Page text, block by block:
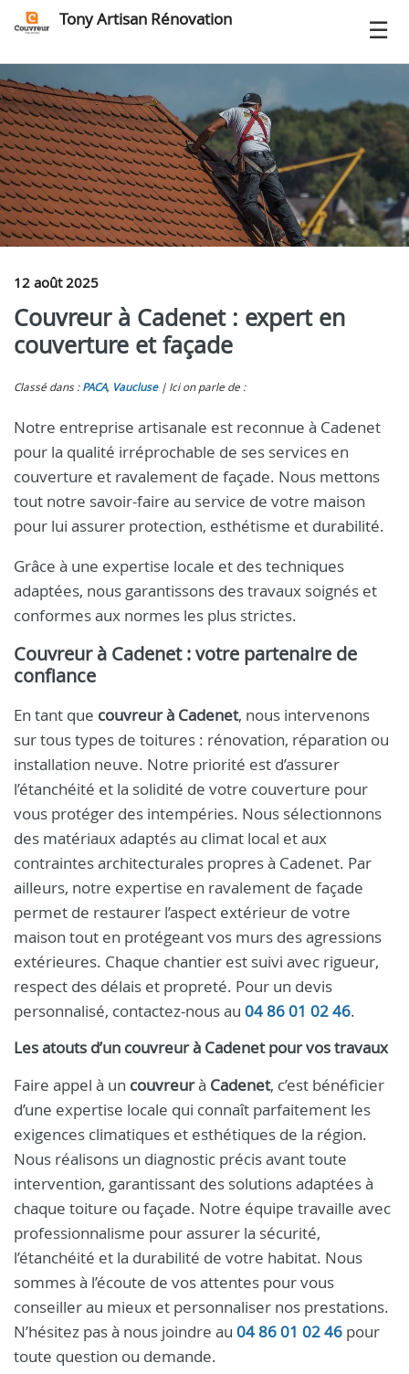
Tony Artisan Rénovation
12 août 2025
Couvreur à Cadenet : expert en
couverture et façade
Classé dans : PACA, Vaucluse Ici on parle de :
Notre entreprise artisanale est reconnue à Cadenet
pour la qualité irréprochable de ses services en
couverture et ravalement de façade. Nous mettons
tout notre savoir-faire au service de votre maison
pour lui assurer protection, esthétisme et durabilité.
Grâce à une expertise locale et des techniques
adaptées, nous garantissons des travaux soignés et
conformes aux normes les plus strictes.
Couvreur à Cadenet: votre partenaire de
confiance
En tant que couvreur à Cadenet, nous intervenons
sur tous types de toitures : rénovation, réparation ou
installation neuve. Notre priorité est d’assurer
l’étanchéité et la solidité de votre couverture pour
vous protéger des intempéries. Nous sélectionnons
des matériaux adaptés au climat local et aux
contraintes architecturales propres à Cadenet. Par
ailleurs, notre expertise en ravalement de façade
permet de restaurer l’aspect extérieur de votre
maison tout en protégeant vos murs des agressions
extérieures. Chaque chantier est suivi avec rigueur,
respect des délais et propreté. Pour un devis
personnalisé, contactez-nous au 04 86 01 02 46.
Les atouts d’un couvreurà Cadenetpour vos travaux
Faire appel à un couvreurà Cadenet, c’est bénéficier
d’une expertise locale qui connaît parfaitement les
exigences climatiques et esthétiques de la région.
Nous réalisons un diagnostic précis avant toute
intervention, garantissant des solutions adaptées à
chaque toiture ou façade. Notre équipe travaille avec
professionnalisme pour assurer la sécurité,
l’étanchéité et la durabilité de votre habitat. Nous
sommes à l’écoute de vos attentes pour vous
conseiller au mieux et personnaliser nos prestations.
N’hésitez pas à nous joindre au 04 86 01 02 46 pour
toute question ou demande.